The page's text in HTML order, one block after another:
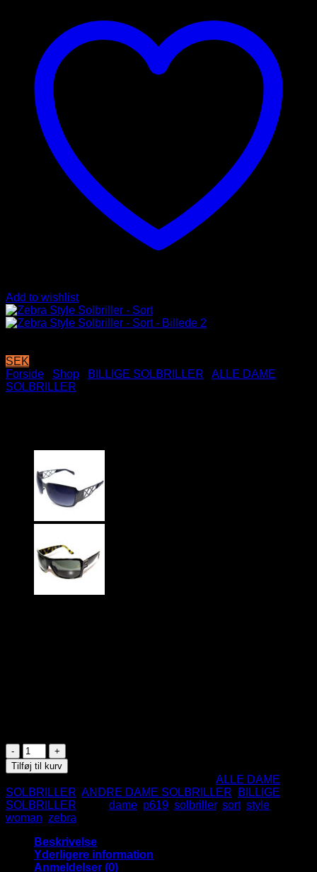
Add to wishlist
SEK
Forside
Shop BILLIGE SOLBRILLER
ALLE DAME
SOLBRILLER
Zebra
Style
Solbriller
-
Sort
antal
Tilføj til kurv
ALLE DAME
SOLBRILLER ANDRE DAME SOLBRILLER
BILLIGE
SOLBRILLER
dame p619 solbriller, sort, style
woman zebra
Beskrivelse
Yderligere information
Anmeldelser (0)